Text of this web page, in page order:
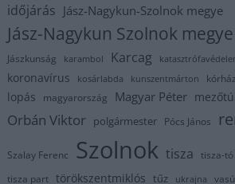
időjárás Jász-Nagykun-Szolnok megye
Jász-Nagykun Szolnok megye
Jászkunság karambol Karcag
koronavírus kosárlabda kunszentmárton kórház
lopás magyarország Magyar Péter
Orbán Viktor polgármester Pócs János
Szalay Ferenc Szolnok tisza tisza-tó
tisza part törökszentmiklós tűz ukrajna